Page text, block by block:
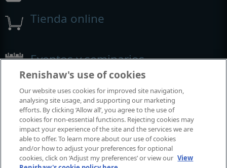
Tienda online
Eventos y seminarios
mundo
Renishaw's use of cookies
Our website uses cookies for improved site navigation,
analysing site usage, and supporting our marketing
efforts. By clicking ‘Allow all’, you agree to the use of
cookies for non-essential functions. Rejecting cookies may
impact your experience of the site and the services we are
able to offer. To learn more about our use of cookies
and/or how to adjust your preferences for optional
cookies, click on ‘Adjust my preferences’ or view our View